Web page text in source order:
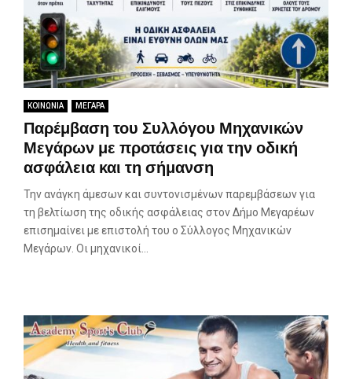
ΚΟΙΝΩΝΙΑ ΜΕΓΑΡΑ
Παρέμβαση του Συλλόγου Μηχανικών
Μεγάρων με προτάσεις για την οδική
ασφάλεια και τη σήμανση
Την ανάγκη άμεσων και συντονισμένων παρεμβάσεων για
τη βελτίωση της οδικής ασφάλειας στον Δήμο Μεγαρέων
επισημαίνει με επιστολή του ο Σύλλογος Μηχανικών
Μεγάρων. Οι μηχανικοί...